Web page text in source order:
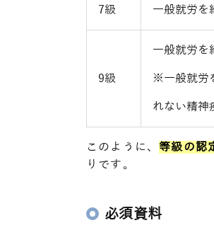
7級 一般就労を
9級
一般就労を
※一般就労
れない精神
このように、等級の認
りです。
必須資料